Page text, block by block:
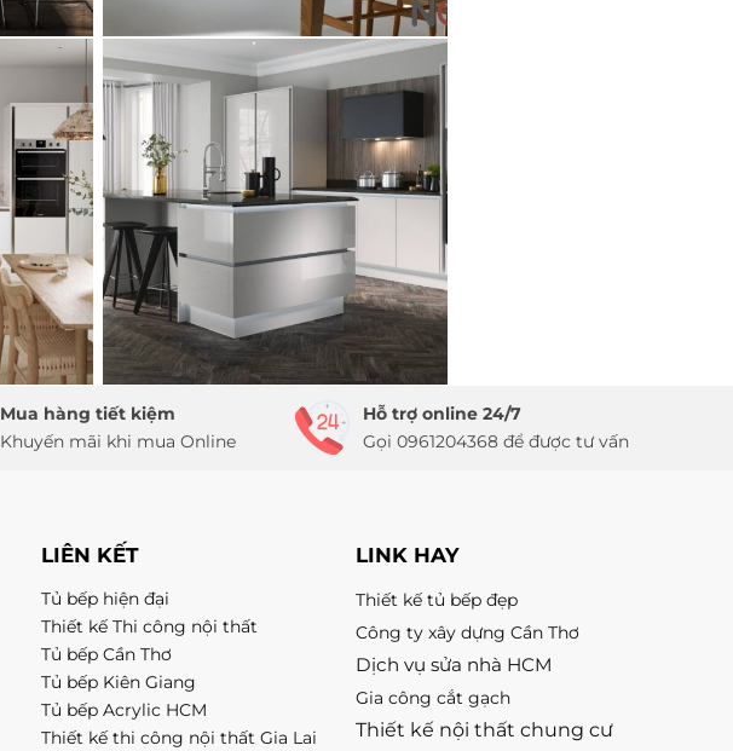
Mua hàng tiết kiệm
Khuyến mãi khi mua Online
Hỗ trợ online 24/7
Gọi 0961204368 để được tư vấn
LIÊN KẾT
Tủ bếp hiện đại
Thiết kế Thi công nội thất
Tủ bếp Cần Thơ
Tủ bếp Kiên Giang
Tủ bếp Acrylic HCM
Thiết kế thi công nội thất Gia Lai
LINK HAY
Thiết kế tủ bếp đẹp
Công ty xây dựng Cần Thơ
Dịch vụ sửa nhà HCM
Gia công cắt gạch
Thiết kế nội thất chung cư